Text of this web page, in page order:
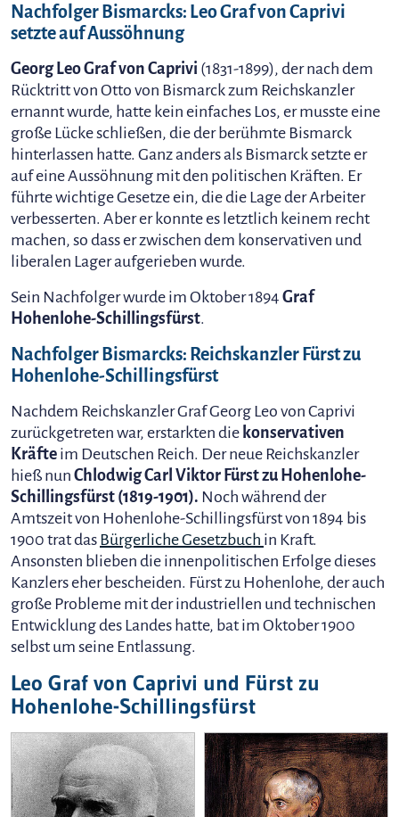
Nachfolger Bismarcks: Leo Graf von Caprivi
setzte auf Aussöhnung
Georg Leo Graf von Caprivi (1831-1899), der nach dem
Rücktritt von Otto von Bismarck zum Reichskanzler
ernannt wurde, hatte kein einfaches Los, er musste eine
große Lücke schließen, die der berühmte Bismarck
hinterlassen hatte. Ganz anders als Bismarck setzte er
auf eine Aussöhnung mit den politischen Kräften. Er
führte wichtige Gesetze ein, die die Lage der Arbeiter
verbesserten. Aber er konnte es letztlich keinem recht
machen, so dass er zwischen dem konservativen und
liberalen Lager aufgerieben wurde.
Sein Nachfolger wurde im Oktober 1894 Graf
Hohenlohe-Schillingsfürst.
Nachfolger Bismarcks: Reichskanzler Fürst zu
Hohenlohe-Schillingsfürst
Nachdem Reichskanzler Graf Georg Leo von Caprivi
zurückgetreten war, erstarkten die konservativen
Kräfte im Deutschen Reich. Der neue Reichskanzler
hieß nun Chlodwig Carl Viktor Fürst zu Hohenlohe-
Schillingsfürst (1819-1901). Noch während der
Amtszeit von Hohenlohe-Schillingsfürst von 1894 bis
1900 trat das Bürgerliche Gesetzbuch in Kraft.
Ansonsten blieben die innenpolitischen Erfolge dieses
Kanzlers eher bescheiden. Fürst zu Hohenlohe, der auch
große Probleme mit der industriellen und technischen
Entwicklung des Landes hatte, bat im Oktober 1900
selbst um seine Entlassung.
Leo Graf von Caprivi und Fürst zu
Hohenlohe-Schillingsfürst